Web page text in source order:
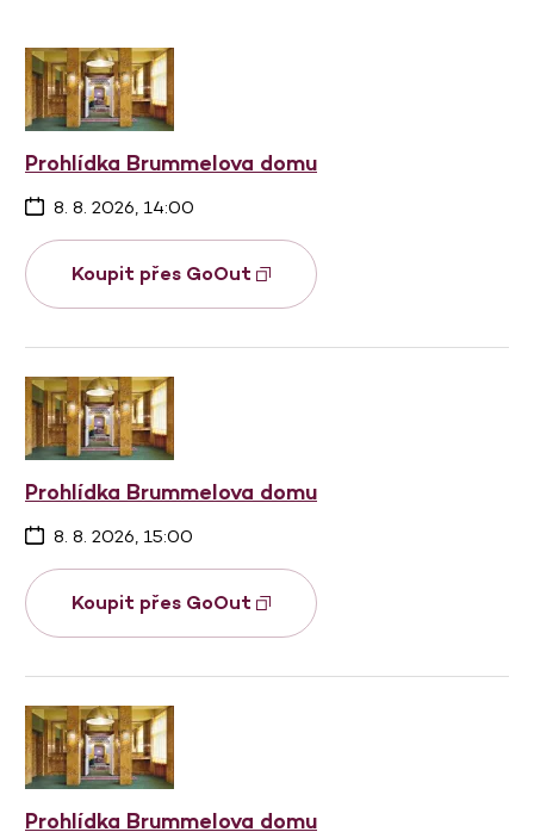
Prohlídka Brummelova domu
8. 8. 2026, 14:00
Koupit přes GoOut
Prohlídka Brummelova domu
8. 8. 2026, 15:00
Koupit přes GoOut
Prohlídka Brummelova domu